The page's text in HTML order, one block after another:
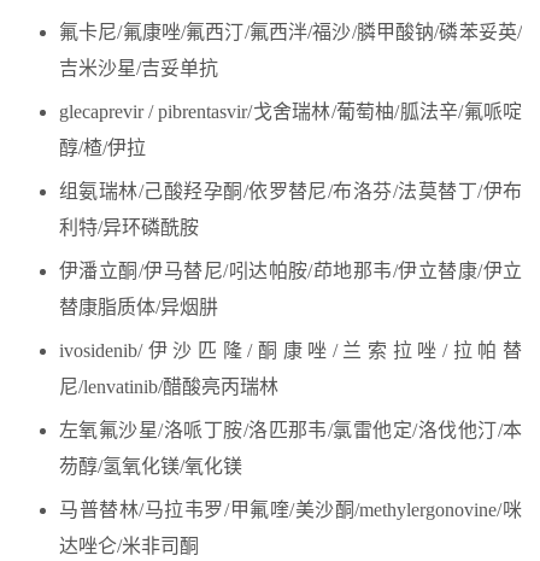
氟卡尼/氟康唑/氟西汀/氟西泮/福沙/膦甲酸钠/磷苯妥英/
吉米沙星/吉妥单抗
glecaprevir / pibrentasvir/戈舍瑞林/葡萄柚/胍法辛/氟哌啶
醇/楂/伊拉
组氨瑞林/己酸羟孕酮/依罗替尼/布洛芬/法莫替丁/伊布
利特/异环磷酰胺
伊潘立酮/伊马替尼/吲达帕胺/茚地那韦/伊立替康/伊立
替康脂质体/异烟肼
ivosidenib/伊沙匹隆/酮康唑/兰索拉唑/拉帕替
尼/lenvatinib/醋酸亮丙瑞林
左氧氟沙星/洛哌丁胺/洛匹那韦/氯雷他定/洛伐他汀/本
芴醇/氢氧化镁/氧化镁
马普替林/马拉韦罗/甲氟喹/美沙酮/methylergonovine/咪
达唑仑/米非司酮